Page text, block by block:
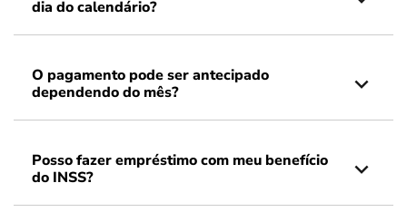
dia do calendário?
O pagamento pode ser antecipado
dependendo do mês?
Posso fazer empréstimo com meu benefício
do INSS?